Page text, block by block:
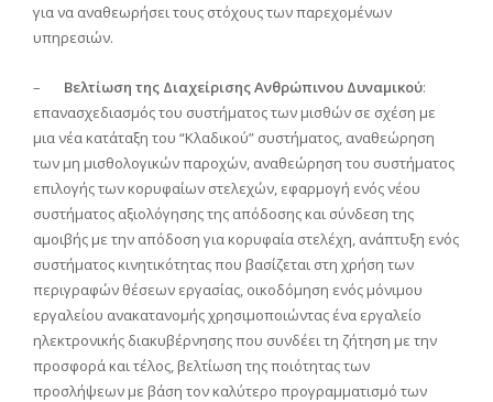
για να αναθεωρήσει τους στόχους των παρεχομένων
υπηρεσιών.
– Βελτίωση της Διαχείρισης Ανθρώπινου Δυναμικού:
επανασχεδιασμός του συστήματος των μισθών σε σχέση με
μια νέα κατάταξη του “Κλαδικού” συστήματος, αναθεώρηση
των μη μισθολογικών παροχών, αναθεώρηση του συστήματος
επιλογής των κορυφαίων στελεχών, εφαρμογή ενός νέου
συστήματος αξιολόγησης της απόδοσης και σύνδεση της
αμοιβής με την απόδοση για κορυφαία στελέχη, ανάπτυξη ενός
συστήματος κινητικότητας που βασίζεται στη χρήση των
περιγραφών θέσεων εργασίας, οικοδόμηση ενός μόνιμου
εργαλείου ανακατανομής χρησιμοποιώντας ένα εργαλείο
ηλεκτρονικής διακυβέρνησης που συνδέει τη ζήτηση με την
προσφορά και τέλος, βελτίωση της ποιότητας των
προσλήψεων με βάση τον καλύτερο προγραμματισμό των